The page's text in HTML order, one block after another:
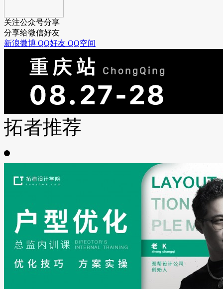
关注公众号分享
分享给微信好友
新浪微博 QQ好友 QQ空间
拓者推荐